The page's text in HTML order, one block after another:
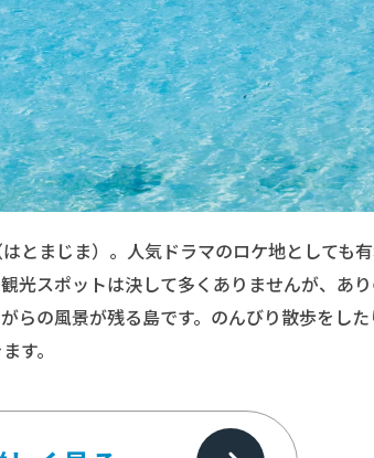
とまじま）。人気ドラマのロケ地としても
光スポットは決して多くありませんが、あ
らの風景が残る島です。のんびり散歩をし
す。